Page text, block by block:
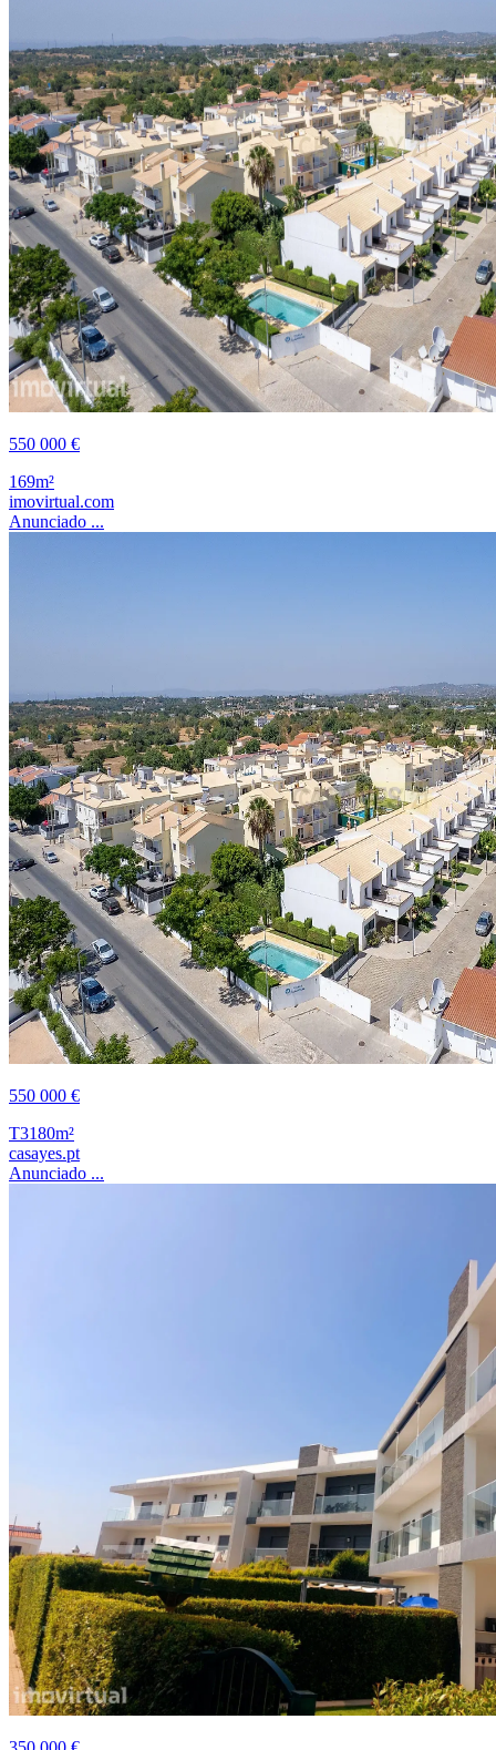
550 000 €
169m²
imovirtual.com
Anunciado ...
550 000 €
T3180m²
casayes.pt
Anunciado ...